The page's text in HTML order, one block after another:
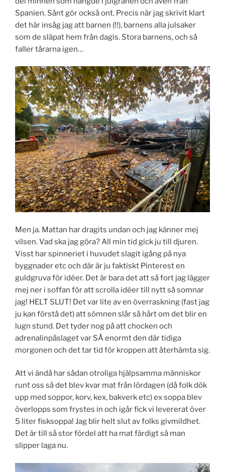
Spanien. Sånt gör också ont. Precis när jag skrivit klart
det här insåg jag att barnen (!!), barnens alla julsaker
som de släpat hem från dagis. Stora barnens, och så
faller tårarna igen…
Men ja. Mattan har dragits undan och jag känner mej
vilsen. Vad ska jag göra? All min tid gick ju till djuren.
Visst har spinneriet i huvudet slagit igång på nya
byggnader etc och där är ju faktiskt Pinterest en
guldgruva för idéer. Det är bara det att så fort jag lägger
mej ner i soffan för att scrolla idéer till nytt så somnar
jag! HELT SLUT! Det var lite av en överraskning (fast jag
ju kan förstå det) att sömnen slår så hårt om det blir en
lugn stund. Det tyder nog på att chocken och
adrenalinpåslaget var SÅ enormt den där tidiga
morgonen och det tar tid för kroppen att återhämta sig.
Att vi ändå har sådan otroliga hjälpsamma människor
runt oss så det blev kvar mat från lördagen (då folk dök
upp med soppor, korv, kex, bakverk etc) ex soppa blev
överlopps som frystes in och igår fick vi levererat över
5 liter fisksoppa! Jag blir helt slut av folks givmildhet.
Det är till så stor fördel att ha mat färdigt så man
slipper laga nu.